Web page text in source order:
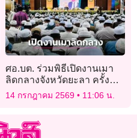
ศอ.บต. ร่วมพิธีเปิดงานเมา
ลิดกลางจังหวัดยะลา ครั้งที่ 9
สืบสานคุณค่าทางศาสนา
เสริมสร้างความสามัคคีใน
14 กรกฎาคม 2569 11:06 น.